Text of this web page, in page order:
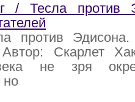
/ Тесла против
против
Автор: Скарлет
не зря
но